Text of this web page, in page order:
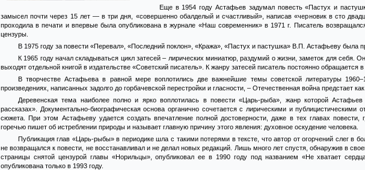
Еще в 1954 году Астафьев задумал повесть «Пастух и
замысел почти через 15 лет — в три дня, «совершенно обалделый и счастливый», написав «черновик в сто
проходила в печати и впервые была опубликована в журнале «Наш современник» в 1971 г. Писатель
цензуры.
В 1975 году за повести «Перевал», «Последний поклон», «Кража», «Пастух и пастушка» В.П. Астафьеву была
К 1965 году начал складываться цикл затесей – лирических миниатюр, раздумий о жизни, заметок для
выходят отдельной книгой в издательстве «Советский писатель». К жанру затесей писатель постоянно обращается
В творчестве Астафьева в равной мере воплотились две важнейшие темы советской литературы
произведениях, написанных задолго до горбачевской перестройки и гласности, – Отечественная война предстает как
Деревенская тема наиболее полно и ярко воплотилась в повести «Царь-рыба», жанр которой Астафьев
рассказах». Документально-биографическая основа органично сочетается с лирическими и публицистическими
сюжета. При этом Астафьеву удается создать впечатление полной достоверности, даже в тех главах
горечью пишет об истреблении природы и называет главную причину этого явления: духовное оскудение человека.
Публикация глав «Царь-рыбы» в периодике шла с такими потерями в тексте, что автор от огорчений слег в
не возвращался к повести, не восстанавливал и не делал новых редакций. Лишь много лет спустя, обнаружив в
страницы снятой цензурой главы «Норильцы», опубликовал ее в 1990 году под названием «Не хватает
опубликована только в 1993 году.